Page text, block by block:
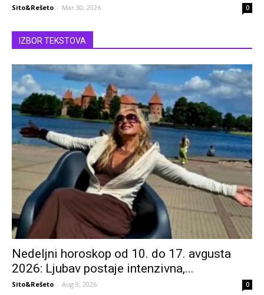
Sito&Rešeto - Mar 30, 2026 0
IZBOR TEKSTOVA
Nedeljni horoskop od 10. do 17. avgusta
2026: Ljubav postaje intenzivna,...
Sito&Rešeto - Aug 9, 2026 0